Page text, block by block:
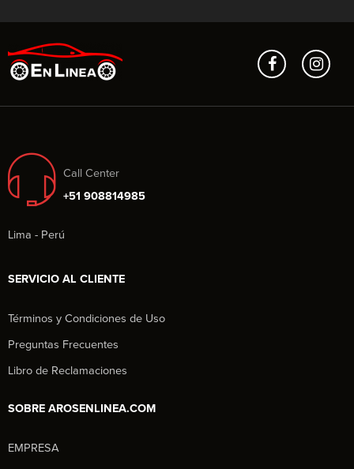
Call Center
+51 908814985
Lima - Perú
SERVICIO AL CLIENTE
Términos y Condiciones de Uso
Preguntas Frecuentes
Libro de Reclamaciones
SOBRE AROSENLINEA.COM
EMPRESA